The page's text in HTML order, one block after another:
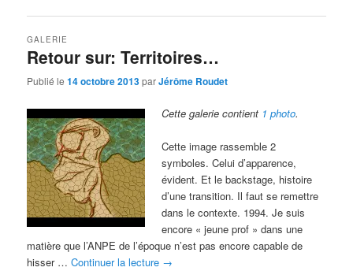
Retour sur: Territoires…
GALERIE
Publié le14 octobre 2013parJérôme Roudet
Cette galerie contient 1 photo.
Cette image rassemble 2
symboles. Celui d’apparence,
évident. Et le backstage, histoire
d’une transition. Il faut se remettre
dans le contexte. 1994. Je suis
encore « jeune prof » dans une
matière que l’ANPE de l’époque n’est pas encore capable de
hisser …Continuer la lecture →